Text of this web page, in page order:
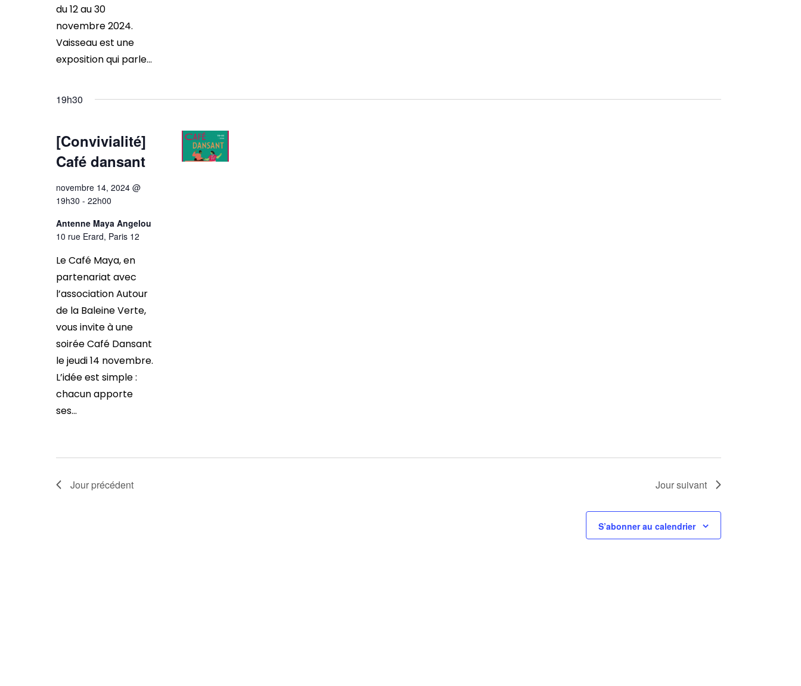
du 12 au 30
novembre 2024.
Vaisseau est une
exposition qui parle...
19h30
[Convivialité]
Café dansant
novembre 14, 2024 @
19h30 - 22h00
Antenne Maya Angelou
10 rue Erard, Paris 12
Le Café Maya, en
partenariat avec
l’association Autour
de la Baleine Verte,
vous invite à une
soirée Café Dansant
le jeudi 14 novembre.
L’idée est simple :
chacun apporte
ses...
Jour précédent Jour suivant
S’abonner au calendrier